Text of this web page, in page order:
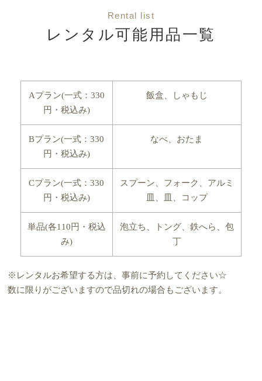
Rental list
レンタル可能用品一覧
Aプラン(一式：330
円・税込み)
飯盒、しゃもじ
Bプラン(一式：330
円・税込み)
なべ、おたま
Cプラン(一式：330
円・税込み)
スプーン、フォーク、アルミ
皿、皿、コップ
単品(各110円・税込
み)
泡立ち、トング、鉄へら、包
丁
※レンタルお希望する方は、事前に予約してください☆
数に限りがございますので品切れの場合もございます。